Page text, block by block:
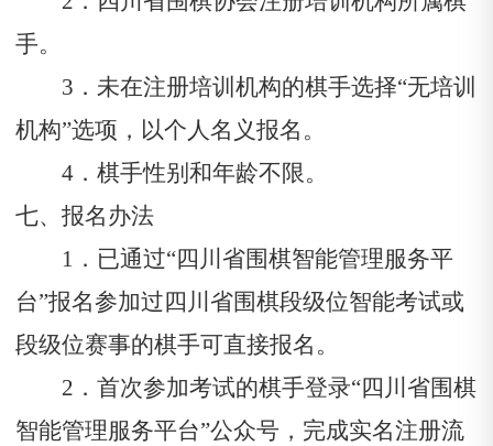
手。
3．未在注册培训机构的棋手选择“无培训
机构”选项，以个人名义报名。
4．棋手性别和年龄不限。
七、报名办法
1．已通过“四川省围棋智能管理服务平
台”报名参加过四川省围棋段级位智能考试或
段级位赛事的棋手可直接报名。
2．首次参加考试的棋手登录“四川省围棋
智能管理服务平台”公众号，完成实名注册流